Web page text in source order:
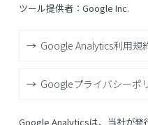
ツール提供者：Google Inc.
Google Analytics利用規
Googleプライバシーポ
Google Analyticsは、当社が発